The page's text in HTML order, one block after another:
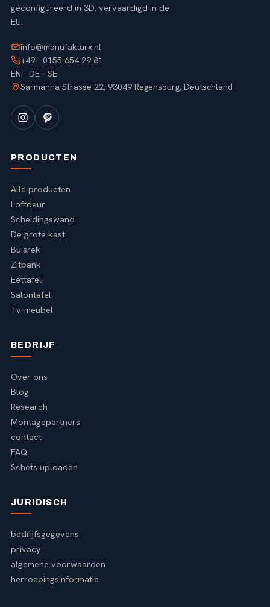
geconfigureerd in 3D, vervaardigd in de
EU.
info@manufakturx.nl
+49 · 0155 654 29 81
EN · DE · SE
Sarmanna Strasse 22, 93049 Regensburg, Deutschland
PRODUCTEN
Alle producten
Loftdeur
Scheidingswand
De grote kast
Buisrek
Zitbank
Eettafel
Salontafel
Tv-meubel
BEDRIJF
Over ons
Blog
Research
Montagepartners
contact
FAQ
Schets uploaden
JURIDISCH
bedrijfsgegevens
privacy
algemene voorwaarden
herroepingsinformatie